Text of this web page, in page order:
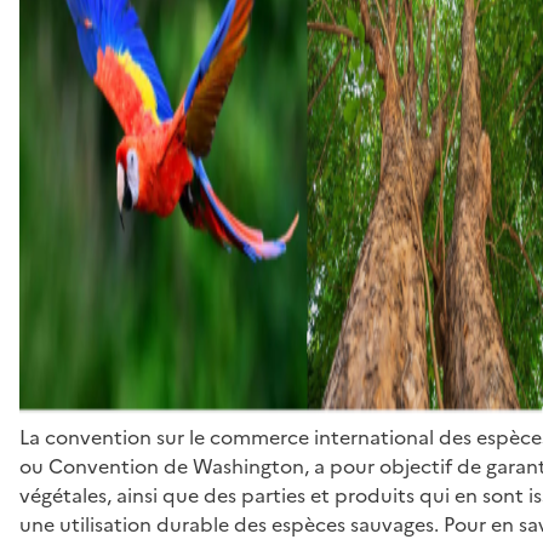
La convention sur le commerce international des
ou Convention de Washington, a pour objectif de
végétales, ainsi que des parties et produits qui en sont
une utilisation durable des espèces sauvages. Pour en